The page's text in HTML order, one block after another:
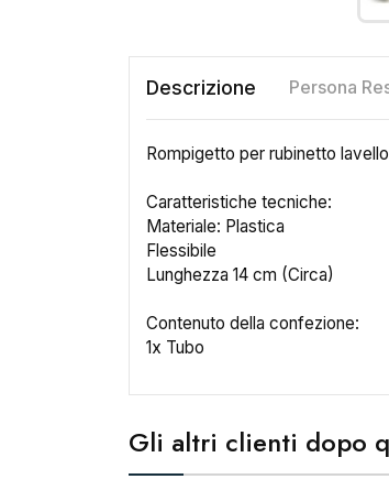
Descrizione Persona
Rompigetto per rubinetto
Caratteristiche tecniche:
Materiale: Plastica
Flessibile
Lunghezza 14 cm (Circa)
Contenuto della confezione:
1x Tubo
Gli altri clienti dopo